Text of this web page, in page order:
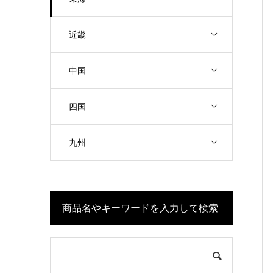
近畿
中国
四国
九州
商品名やキーワードを入力して検索